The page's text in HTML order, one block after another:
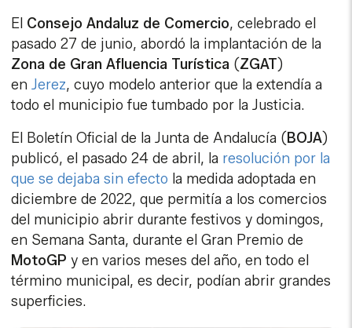
El Consejo Andaluz de Comercio, celebrado el
pasado 27 de junio, abordó la implantación de la
Zona de Gran Afluencia Turística (ZGAT)
enJerez, cuyo modelo anterior que la extendía a
todo el municipio fue tumbado por la Justicia.
El Boletín Oficial de la Junta de Andalucía (BOJA)
publicó, el pasado 24 de abril, la resolución por la
que se dejaba sin efecto la medida adoptada en
diciembre de 2022, que permitía a los comercios
del municipio abrir durante festivos y domingos,
en Semana Santa, durante el Gran Premio de
MotoGP y en varios meses del año, en todo el
término municipal, es decir, podían abrir grandes
superficies.